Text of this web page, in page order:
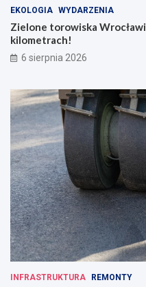
EKOLOGIA WYDARZENIA
Zielone torowiska
kilometrach!
6 sierpnia 2026
INFRASTRUKTURA REMONTY